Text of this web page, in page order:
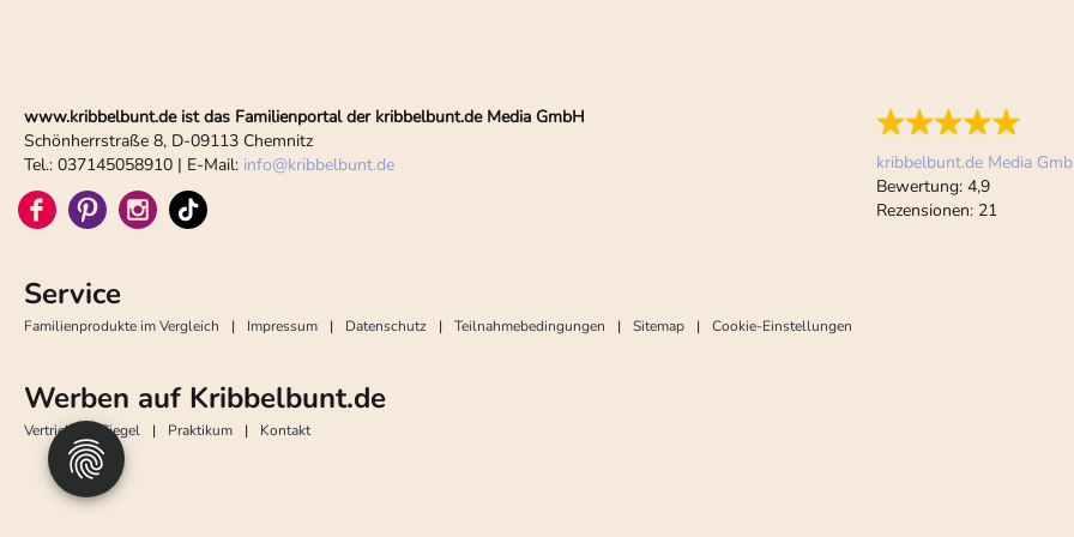
www.kribbelbunt.de ist das Familienportal der kribbelbunt.de Media GmbH
Schönherrstraße 8, D-09113 Chemnitz
Tel.: 037145058910 | E-Mail: info@kribbelbunt.de
Service
Familienprodukte im Vergleich Impressum Datenschutz Teilnahmebedingungen Sitemap Cookie-Einstellungen
Werben auf Kribbelbunt.de
Vertrieb Siegel Praktikum Kontakt
kribbelbunt.de Media
Bewertung: 4,9
Rezensionen: 21